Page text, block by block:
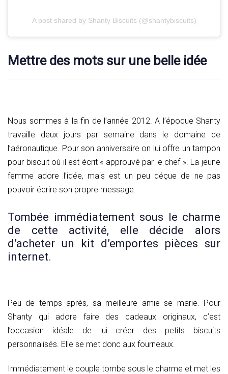
A post shared by Shanty Biscuits (@shantybiscuits)
Mettre des mots sur une belle idée
Nous sommes à la fin de l’année 2012. A l’époque Shanty
travaille deux jours par semaine dans le domaine de
l’aéronautique. Pour son anniversaire on lui offre un tampon
pour biscuit où il est écrit « approuvé par le chef ». La jeune
femme adore l’idée, mais est un peu déçue de ne pas
pouvoir écrire son propre message.
Tombée immédiatement sous le charme
de cette activité, elle décide alors
d’acheter un kit d’emportes pièces sur
internet.
Peu de temps après, sa meilleure amie se marie. Pour
Shanty qui adore faire des cadeaux originaux, c’est
l’occasion idéale de lui créer des petits biscuits
personnalisés. Elle se met donc aux fourneaux.
Immédiatement le couple tombe sous le charme et met les